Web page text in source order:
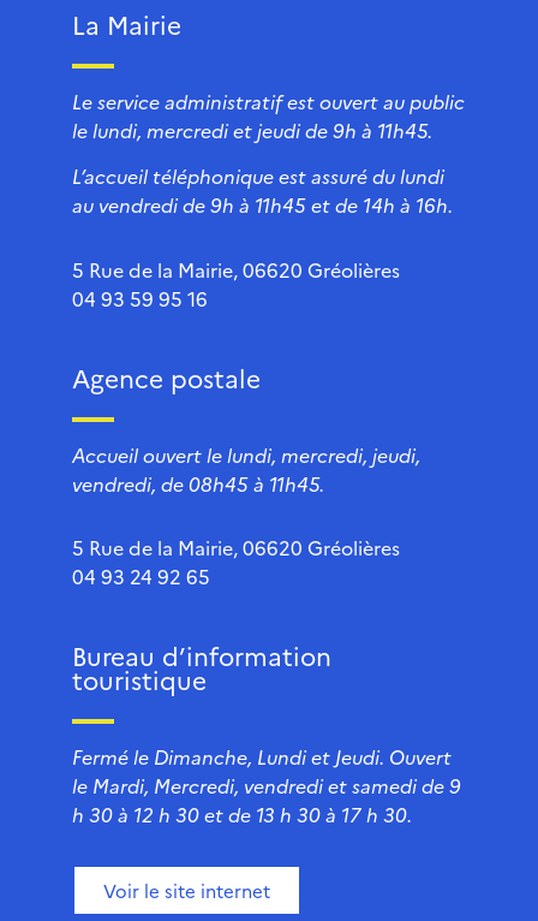
La Mairie
Le service administratif est ouvert au public
le lundi, mercredi et jeudi de 9h à 11h45.
L’accueil téléphonique est assuré du lundi
au vendredi de 9h à 11h45 et de 14h à 16h.
5 Rue de la Mairie, 06620 Gréolières
04 93 59 95 16
Agence postale
Accueil ouvert le lundi, mercredi, jeudi,
vendredi, de 08h45 à 11h45.
5 Rue de la Mairie, 06620 Gréolières
04 93 24 92 65
Bureau d’information
touristique
Fermé le Dimanche, Lundi et Jeudi. Ouvert
le Mardi, Mercredi, vendredi et samedi de 9
h 30 à 12 h 30 et de 13 h 30 à 17 h 30.
Voir le site internet